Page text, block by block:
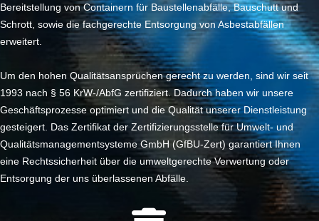
Bereitstellung von Containern für Baustellenabfälle, Bauschutt und
Schrott, sowie die fachgerechte Entsorgung von Asbestabfällen
erweitert.
Um den hohen Qualitätsansprüchen gerecht zu werden, sind wir seit
1993 nach § 56 KrW-/AbfG zertifiziert. Dadurch haben wir unsere
Geschäftsprozesse optimiert und die Qualität unserer Dienstleistung
gesteigert. Das Zertifikat der Zertifizierungsstelle für Umwelt- und
Qualitätsmanagementsysteme GmbH (GfBU-Zert) garantiert Ihnen
eine Rechtssicherheit über die umweltgerechte Verwertung oder
Entsorgung der uns überlassenen Abfälle.